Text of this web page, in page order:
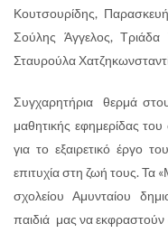
Κουτσουρίδης,
Σούλης Άγγελος,
Σταυρούλα
Συγχαρητήρια θερμά
μαθητικής εφημερίδας
για το εξαιρετικό έργο
επιτυχία στη ζωή τους. Τα
σχολείου Αμυνταίου
παιδιά μας να εκφραστούν